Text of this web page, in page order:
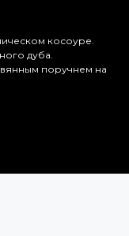
косоуре.
дуба.
поручнем на